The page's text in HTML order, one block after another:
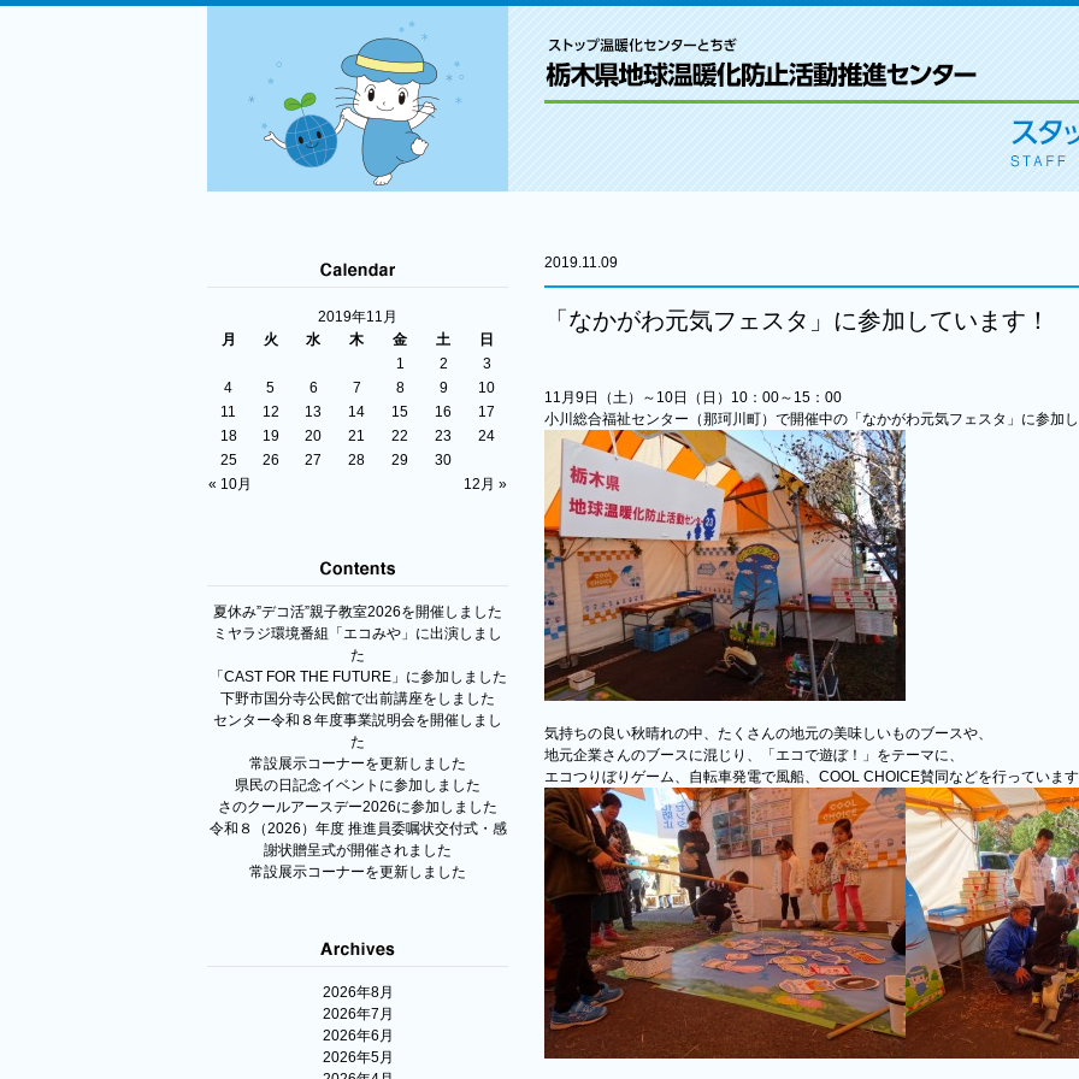
2019年11月
月
火 水 木 金 土 日
« 10月 12月 »
1 2
3
4
5 6 7 8 9
10
11
12 13 14 15 16
17
18
19 20 21 22 23
24
25
26 27 28 29 30
夏休み”デコ活”親子教室2026を開催しました
ミヤラジ環境番組「エコみや」に出演しまし
た
「CAST FOR THE FUTURE」に参加しました
下野市国分寺公民館で出前講座をしました
センター令和８年度事業説明会を開催しまし
た
常設展示コーナーを更新しました
県民の日記念イベントに参加しました
さのクールアースデー2026に参加しました
令和８（2026）年度 推進員委嘱状交付式・感
謝状贈呈式が開催されました
常設展示コーナーを更新しました
2026年8月
2026年7月
2026年6月
2026年5月
2019.11.09
「なかがわ元気フェスタ」に参加しています！
11月9日（土）～10日（日）10：00～15：00
小川総合福祉センター（那珂川町）で開催中の「なかがわ元気フェスタ」に参加
気持ちの良い秋晴れの中、たくさんの地元の美味しいものブースや、
地元企業さんのブースに混じり、「エコで遊ぼ！」をテーマに、
エコつりぼりゲーム、自転車発電で風船、COOL CHOICE賛同などを行っていま